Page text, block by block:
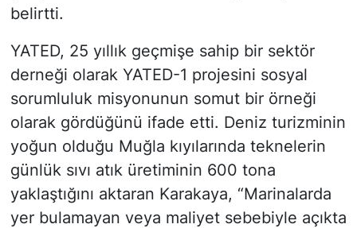
belirtti.
YATED, 25 yıllık geçmişe sahip bir sektör
derneği olarak YATED-1 projesini sosyal
sorumluluk misyonunun somut bir örneği
olarak gördüğünü ifade etti. Deniz turizminin
yoğun olduğu Muğla kıyılarında teknelerin
günlük sıvı atık üretiminin 600 tona
yaklaştığını aktaran Karakaya, “Marinalarda
yer bulamayan veya maliyet sebebiyle açıkta